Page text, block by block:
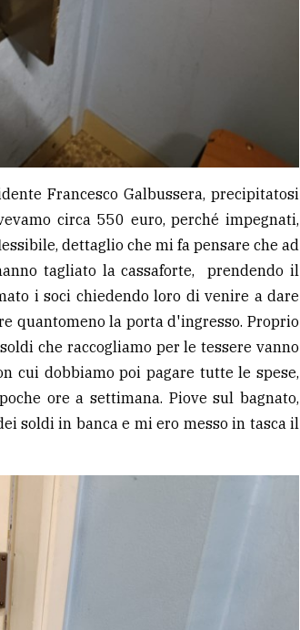
Francesco Galbussera, precipitatosi
circa 550 euro, perché impegnati,
dettaglio che mi fa pensare che ad
tagliato la cassaforte, prendendo il
i soci chiedendo loro di venire a dare
quantomeno la porta d'ingresso. Proprio
che raccogliamo per le tessere vanno
cui dobbiamo poi pagare tutte le spese,
ore a settimana. Piove sul bagnato,
soldi in banca e mi ero messo in tasca il